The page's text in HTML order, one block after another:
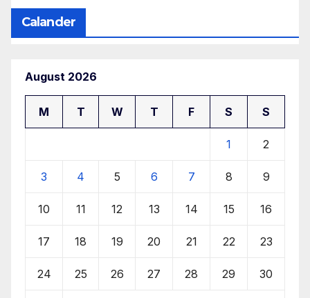
Calander
August 2026
M T W T F S S
1 2
3 4 5 6 7 8 9
10 11 12 13 14 15 16
17 18 19 20 21 22 23
24 25 26 27 28 29 30